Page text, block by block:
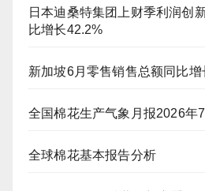
日本迪桑特集团上财季利润创
比增长42.2%
新加坡6月零售销售总额同比增
全国棉花生产气象月报2026年7
全球棉花基本报告分析